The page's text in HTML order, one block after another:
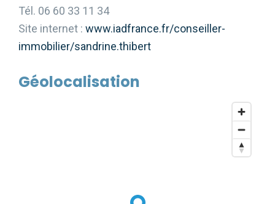
Tél. 06 60 33 11 34
Site internet : www.iadfrance.fr/conseiller-
immobilier/sandrine.thibert
Géolocalisation